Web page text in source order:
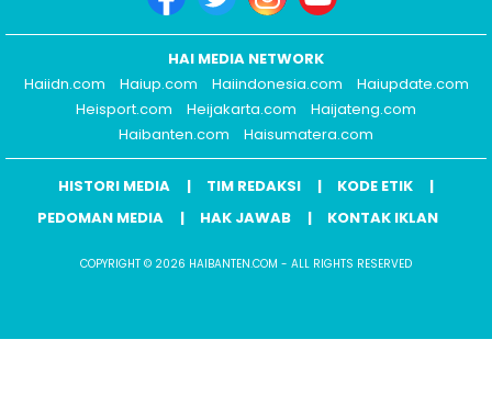
HAI MEDIA NETWORK
Haiidn.com
Haiup.com Haiindonesia.com
Haiupdate.com
Heisport.com
Heijakarta.com
Haijateng.com
Haibanten.com
Haisumatera.com
HISTORI MEDIA TIM REDAKSI
KODE ETIK
PEDOMAN MEDIA
HAK JAWAB KONTAK IKLAN
COPYRIGHT © 2026 HAIBANTEN.COM - ALL RIGHTS RESERVED